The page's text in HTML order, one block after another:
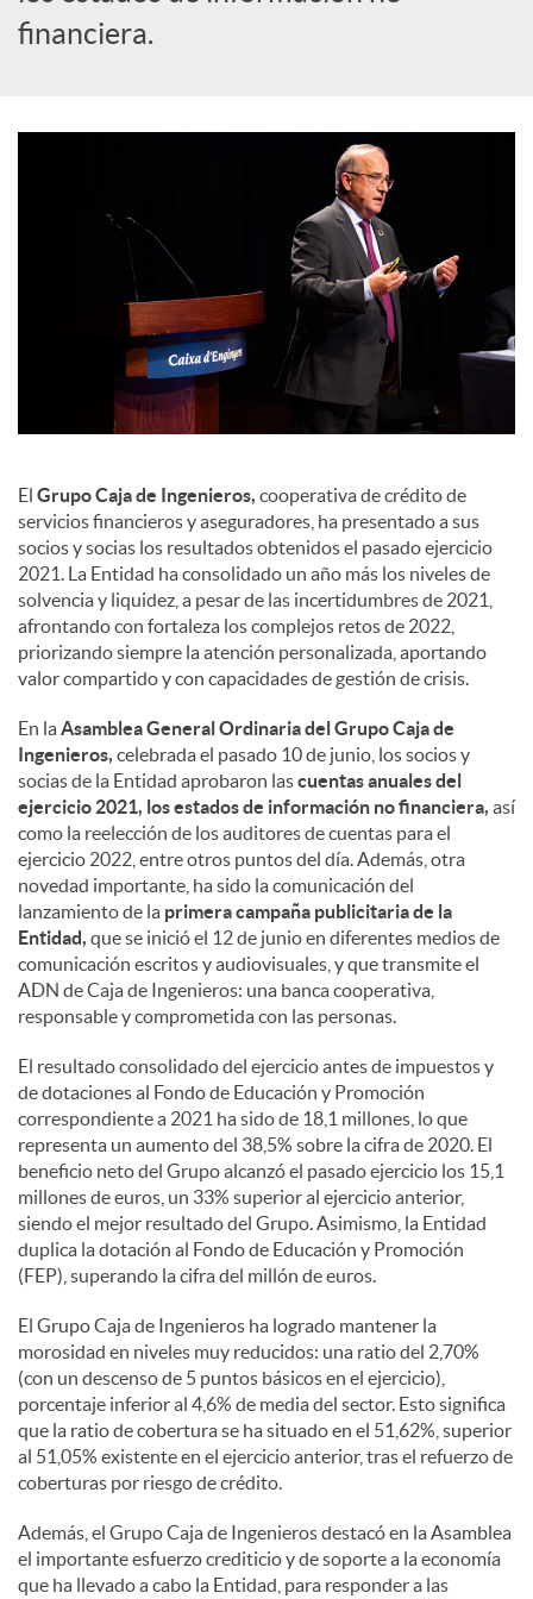
a
financiera.
El Grupo Caja de Ingenieros, cooperativa de crédito de
servicios financieros y aseguradores, ha presentado a sus
socios y socias los resultados obtenidos el pasado ejercicio
2021. La Entidad ha consolidado un año más los niveles de
solvencia y liquidez, a pesar de las incertidumbres de 2021,
afrontando con fortaleza los complejos retos de 2022,
priorizando siempre la atención personalizada, aportando
valor compartido y con capacidades de gestión de crisis.
En laAsamblea General Ordinaria del Grupo Caja de
Ingenieros, celebrada el pasado 10 de junio, los socios y
socias de la Entidad aprobaron lascuentas anuales del
ejercicio 2021, los estados de información no financiera, así
como la reelección de los auditores de cuentas para el
ejercicio 2022, entre otros puntos del día. Además, otra
novedad importante, ha sido la comunicación del
lanzamiento de la primera campaña publicitaria de la
Entidad, que se inició el 12 de junio en diferentes medios de
comunicación escritos y audiovisuales, y que transmite el
ADN de Caja de Ingenieros: una banca cooperativa,
responsable y comprometida con las personas.
El resultado consolidado del ejercicio antes de impuestos y
de dotaciones al Fondo de Educación y Promoción
correspondiente a 2021 ha sido de 18,1 millones, lo que
representa un aumento del 38,5% sobre la cifra de 2020. El
beneficio neto del Grupo alcanzó el pasado ejercicio los 15,1
millones de euros, un 33% superior al ejercicio anterior,
siendo el mejor resultado del Grupo. Asimismo, la Entidad
duplica la dotación al Fondo de Educación y Promoción
(FEP), superando la cifra del millón de euros.
El Grupo Caja de Ingenieros ha logrado mantener la
morosidad en niveles muy reducidos: una ratio del 2,70%
(con un descenso de 5 puntos básicos en el ejercicio),
porcentaje inferior al 4,6% de media del sector. Esto significa
que la ratio de cobertura se ha situado en el 51,62%, superior
al 51,05% existente en el ejercicio anterior, tras el refuerzo de
coberturas por riesgo de crédito.
Además, el Grupo Caja de Ingenieros destacó en la Asamblea
el importante esfuerzo crediticio y de soporte a la economía
que ha llevado a cabo la Entidad, para responder a las